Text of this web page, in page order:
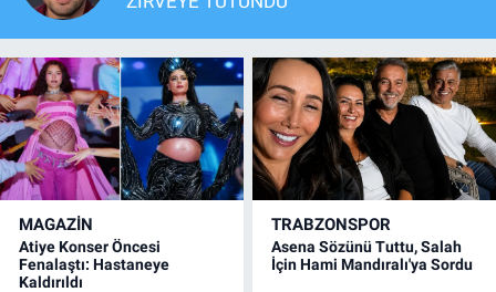
MAGAZİN
Atiye Konser Öncesi
Fenalaştı: Hastaneye
Kaldırıldı
TRABZONSPOR
Asena Sözünü Tuttu, Salah
İçin Hami Mandıralı'ya Sordu